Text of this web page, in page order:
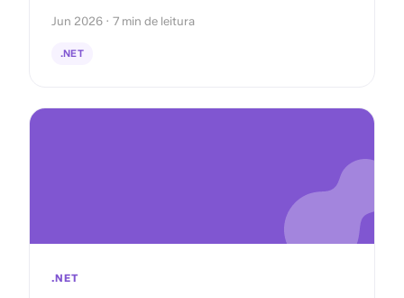
Jun 2026 · 7 min de leitura
.NET
.NET